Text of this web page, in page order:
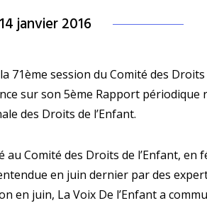
janvier 2016
71ème session du Comité des Droits
sur son 5ème Rapport périodique
des Droits de l’Enfant.
au Comité des Droits de l’Enfant, en
en juin dernier par des
en juin, La Voix De l’Enfant a